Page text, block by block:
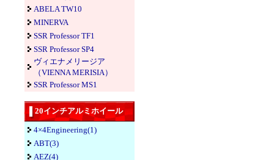
ABELA TW10
MINERVA
SSR Professor TF1
SSR Professor SP4
ヴィエナメリージア
（VIENNA MERISIA）
SSR Professor MS1
20インチアルミホイール
4×4Engineering(1)
ABT(3)
AEZ(4)